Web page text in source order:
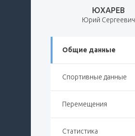
ЮХАРЕВ
Юрий Сергеевич
Общие данные
Спортивные данные
Перемещения
Статистика